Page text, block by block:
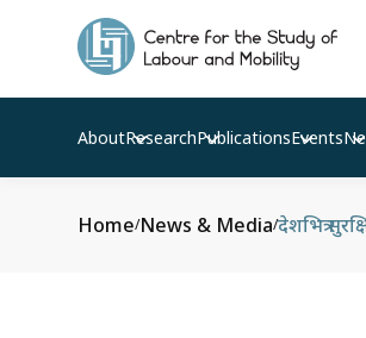
AboutResearchPublicationsEvents
Home/News & Media/देशभित्र